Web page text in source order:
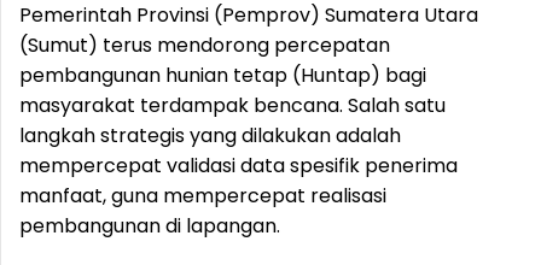
Pemerintah Provinsi (Pemprov) Sumatera Utara
(Sumut) terus mendorong percepatan
pembangunan hunian tetap (Huntap) bagi
masyarakat terdampak bencana. Salah satu
langkah strategis yang dilakukan adalah
mempercepat validasi data spesifik penerima
manfaat, guna mempercepat realisasi
pembangunan di lapangan.